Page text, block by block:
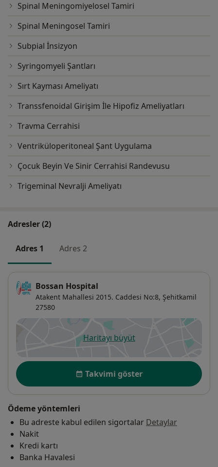
Spinal Meningomiyelosel Tamiri
Spinal Meningosel Tamiri
Subpial İnsizyon
Syringomyeli Şantları
Sırt Kayması Ameliyatı
Transsfenoidal Girişim İle Hipofiz Ameliyatları
Travma Cerrahisi
Ventriküloperitoneal Şant Uygulama
Çocuk Beyin Ve Sinir Cerrahisi Randevusu
​Trigeminal Nevralji​ Ameliyatı
Adresler (2)
Adres 1 Adres 2
Bossan Hospital
Atakent Mahallesi 2015. Caddesi No:8, Şehitkamil
27580
Haritayı büyütyeni bir sekmede açılır
Uygunluk
Takvimi göster
Ödeme yöntemleri
Bu adreste kabul edilen sigortalar Detaylar
Nakit
Kredi kartı
Banka Havalesi